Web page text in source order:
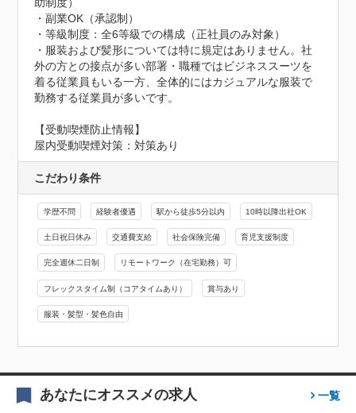
・副業OK（承認制）
・等級制度：全6等級での構成（正社員のみ対象）
・服装および髪形については特に規定はありません。社
外の方との接点が多い部署・職種ではビジネススーツを
着る従業員もいる一方、全体的にはカジュアルな服装で
勤務する従業員が多いです。
【受動喫煙防止情報】
屋内受動喫煙対策：対策あり
こだわり条件
学歴不問 経験者優遇 駅から徒歩5分以内 10時以降出社OK
土日祝日休み 交通費支給 社会保険完備 育児支援制度
完全週休二日制 リモートワーク（在宅勤務）可
フレックスタイム制（コアタイムあり） 賞与あり
服装・髪型・髪色自由
あなたにオススメの求人 一覧